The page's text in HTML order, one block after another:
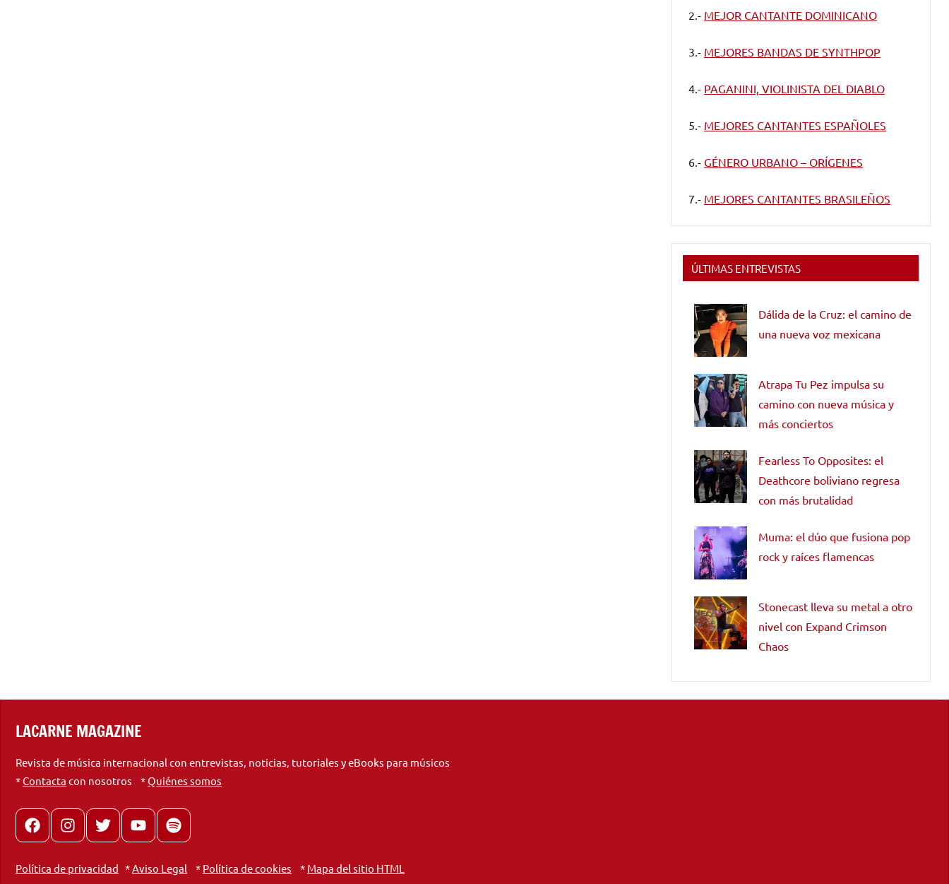
2.- MEJOR CANTANTE DOMINICANO
3.- MEJORES BANDAS DE SYNTHPOP
4.- PAGANINI, VIOLINISTA DEL DIABLO
5.- MEJORES CANTANTES ESPAÑOLES
6.- GÉNERO URBANO – ORÍGENES
7.- MEJORES CANTANTES BRASILEÑOS
ÚLTIMAS ENTREVISTAS
Dálida de la Cruz: el camino de
una nueva voz mexicana
Atrapa Tu Pez impulsa su
camino con nueva música y
más conciertos
Fearless To Opposites: el
Deathcore boliviano regresa
con más brutalidad
Muma: el dúo que fusiona pop
rock y raíces flamencas
Stonecast lleva su metal a otro
nivel con Expand Crimson
Chaos
LACARNE MAGAZINE
Revista de música internacional con entrevistas, noticias, tutoriales y eBooks para músicos
*Contacta con nosotros *Quiénes somos
FacebookInstagram
X youtubespotify
Política de privacidad *Aviso Legal * Política de cookies * Mapa del sitio HTML